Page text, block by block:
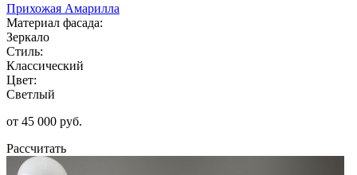
Прихожая Амарилла
Материал фасада:
Зеркало
Стиль:
Классический
Цвет:
Светлый
от 45 000 руб.
Рассчитать